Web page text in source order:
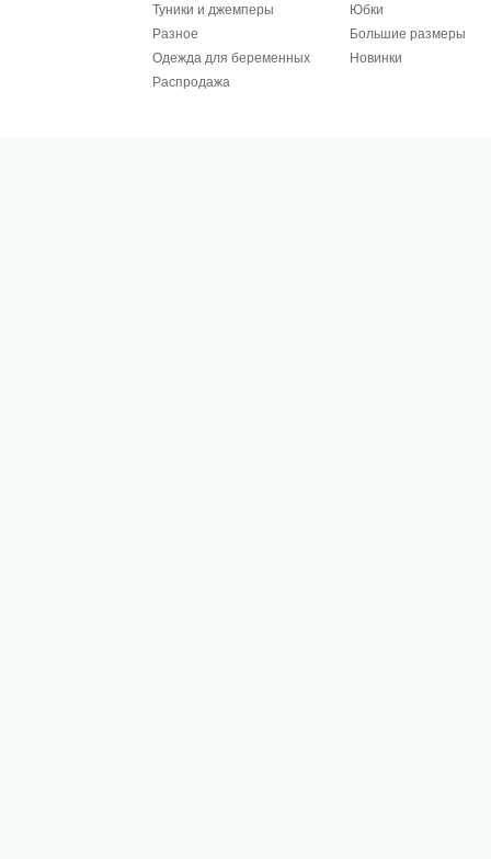
Туники и джемперы
Юбки
Разное
Большие размеры
Одежда для беременных
Новинки
Распродажа